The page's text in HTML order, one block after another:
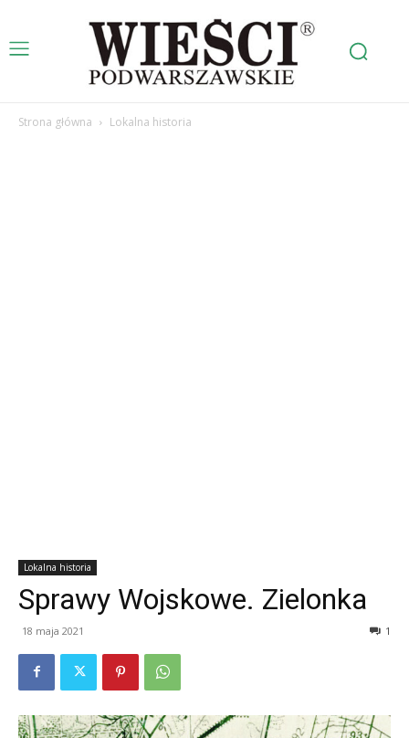
Strona główna Lokalna historia
Lokalna historia
Sprawy Wojskowe. Zielonka
18 maja 2021 1